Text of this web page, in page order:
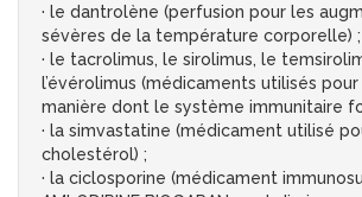
· le dantrolène (perfusion pour les
sévères de la température corporelle) ;
· le tacrolimus, le sirolimus, le
l’évérolimus (médicaments utilisés
manière dont le système immunitaire
· la simvastatine (médicament utilisé
cholestérol) ;
· la ciclosporine (médicament